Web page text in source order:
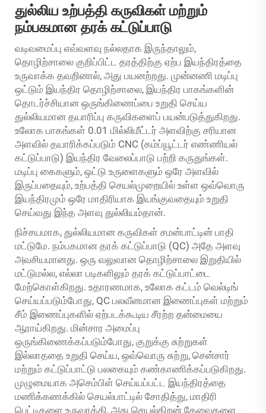
துல்லிய உற்பத்தி கருவிகள் மற்றும்
நம்பகமான தரக் கட்டுப்பாடு
வடிவமைப்பு எவ்வளவு நல்லதாக இருந்தாலும்,
தொழிற்சாலை குறிப்பிட்ட தரத்திற்கு ஏற்ப இயந்திரத்தை
உருவாக்க தவறினால், அது பயனற்றது. முன்னணி மடிப்பு
ஒட்டும் இயந்திர தொழிற்சாலை, இயந்திர பாகங்களின்
தொடர்ச்சியான ஒருங்கிணைப்பை உறுதி செய்ய
துல்லியமான தயாரிப்பு கருவிகளைப் பயன்படுத்துகிறது.
உலோக பாகங்கள் 0.01 மில்லிமீட்டர் அளவிற்கு சரியான
அளவில் தயாரிக்கப்படும் CNC (கம்ப்யூட்டர் எண்ணியல்
கட்டுப்பாடு) இயந்திர வேலைப்பாடு பற்றி கருதுங்கள்.
மடிப்பு கைகளும், ஒட்டு உருளைகளும் ஒரே அளவில்
இருப்பதையும், உற்பத்தி செயல்முறையில் உள்ள ஒவ்வொரு
இயந்திரமும் ஒரே மாதிரியாக இயங்குவதையும் உறுதி
செய்வது இந்த அளவு துல்லியம்தான்.
நிச்சயமாக, துல்லியமான கருவிகள் சமன்பாட்டின் பாதி
மட்டுமே. நம்பகமான தரக் கட்டுப்பாடு (QC) அதே அளவு
அவசியமானது. ஒரு வலுவான தொழிற்சாலை இறுதியில்
மட்டுமல்ல, எல்லா படிகளிலும் தரக் கட்டுப்பாட்டை
மேற்கொள்கிறது. உதாரணமாக, உலோக கட்டம் வெல்டிங்
செய்யப்படும்போது, QC பலவீனமான இணைப்புகள் மற்றும்
சீம் இணைப்புகளில் ஏற்படக்கூடிய சீரற்ற தன்மையை
ஆராய்கிறது. மின்சார அமைப்பு
ஒருங்கிணைக்கப்படும்போது, குறுக்கு சுற்றுகள்
இல்லாததை உறுதி செய்ய, ஒவ்வொரு சுற்று, சென்சார்
மற்றும் கட்டுப்பாட்டு பலகையும் கண்காணிக்கப்படுகிறது.
முழுமையாக அசெம்பிள் செய்யப்பட்ட இயந்திரத்தை
மணிக்கணக்கில் செயல்பாட்டில் சோதித்து, மாதிரி
பெட்டிகளை உருவாக்கி, அது செயல்திறன் தேவைகளை